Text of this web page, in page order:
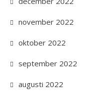
november 2022
oktober 2022
september 2022
augusti 2022